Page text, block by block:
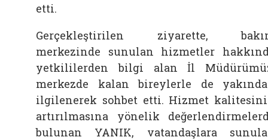
etti.
Gerçekleştirilen ziyarette,
merkezinde sunulan hizmetler
yetkililerden bilgi alan İl
merkezde kalan bireylerle de
ilgilenerek sohbet etti. Hizmet
artırılmasına yönelik
bulunan YANIK, vatandaşlara